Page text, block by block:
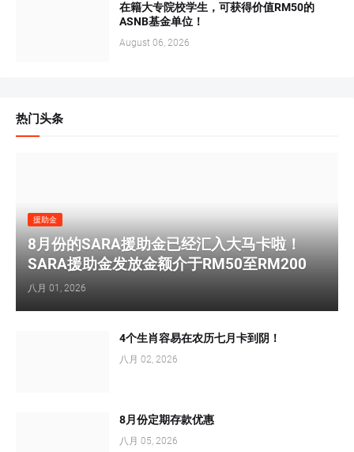
在籍大专院校学生，可获得价值RM50的
ASNB基金单位！
August 06, 2026
热门头条
援助金
8月份的SARA援助金已经汇入大马卡啦！
SARA援助金发放金额介于RM50至RM200
八月 01, 2026
4个生肖容易在农历七月卡到阴！
八月 02, 2026
8月份定期存款优惠
八月 05, 2026